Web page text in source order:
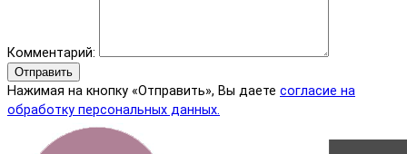
Комментарий:
Отправить
Нажимая на кнопку «Отправить», Вы даете согласие на
обработку персональных данных.